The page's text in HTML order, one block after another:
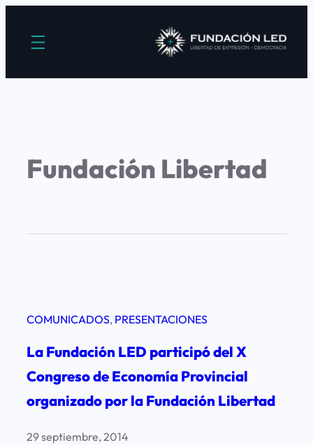
Fundación Libertad
COMUNICADOS, PRESENTACIONES
La Fundación LED participó del X
Congreso de Economía Provincial
organizado por la Fundación Libertad
29 septiembre, 2014